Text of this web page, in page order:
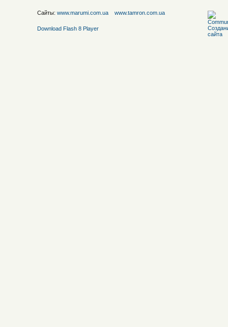
Сайты: www.marumi.com.ua www.tamron.com.ua
Download Flash 8 Player